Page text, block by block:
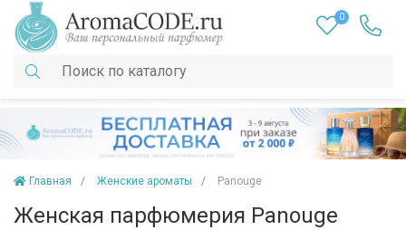
0
Главная Женские ароматы Panouge
Женская парфюмерия Panouge